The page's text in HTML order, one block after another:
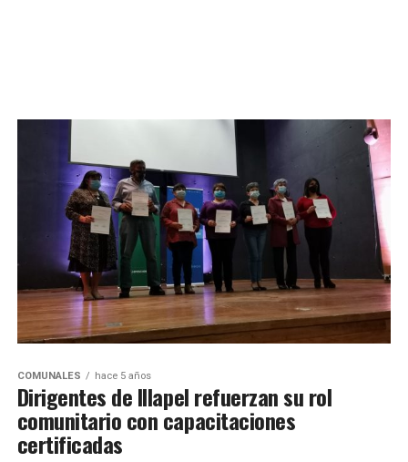
COMUNALES hace 5 años
Dirigentes de Illapel refuerzan su rol
comunitario con capacitaciones
certificadas